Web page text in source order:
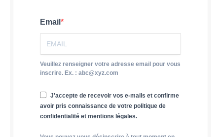
Email
Veuillez renseigner votre adresse email pour vous
inscrire. Ex. : abc@xyz.com
J'accepte de recevoir vos e-mails et confirme
avoir pris connaissance de votre politique de
confidentialité et mentions légales.